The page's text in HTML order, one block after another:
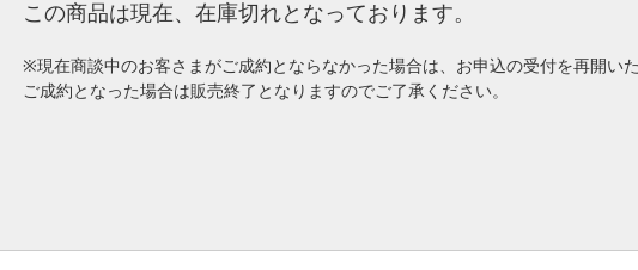
この商品は現在、在庫切れとなっております。
※現在商談中のお客さまがご成約とならなかった場合は、お申込の受付を再開いた
ご成約となった場合は販売終了となりますのでご了承ください。